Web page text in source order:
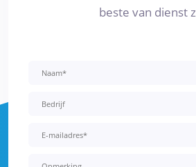
beste van dienst